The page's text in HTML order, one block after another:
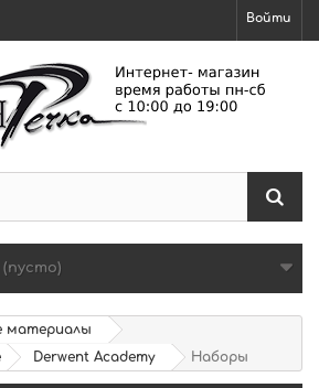
Войти
(пусто)
материалы
Derwent Academy Наборы